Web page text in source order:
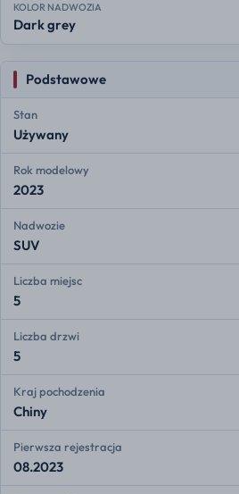
KOLOR NADWOZIA
Dark grey
Podstawowe
Stan
Używany
Rok modelowy
2023
Nadwozie
SUV
Liczba miejsc
5
Liczba drzwi
5
Kraj pochodzenia
Chiny
Pierwsza rejestracja
08.2023